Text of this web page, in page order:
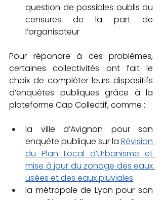
question de possibles oublis ou
censures de la part de
l’organisateur
Pour répondre à ces problèmes,
certaines collectivités ont fait le
choix de compléter leurs dispositifs
d’enquêtes publiques grâce à la
plateforme Cap Collectif, comme :
la ville d’Avignon pour son
enquête publique sur la Révision
du Plan Local d’Urbanisme et
mise à jour du zonage des eaux
usées et des eaux pluviales
la métropole de Lyon pour son